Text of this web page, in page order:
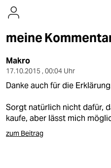
kultur
sport
berlin
nord
wahrheit
meine
Makro
17.10.2015 , 00:04 Uhr
Danke auch für die
Sorgt natürlich nicht dafür,
kaufe, aber lässt mich
zum Beitrag